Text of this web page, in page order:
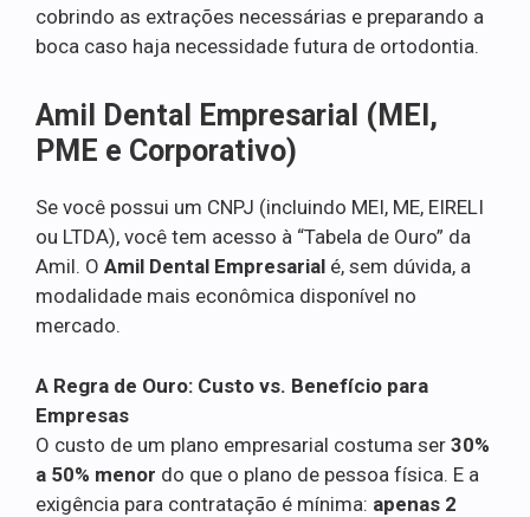
cobrindo as extrações necessárias e preparando a
boca caso haja necessidade futura de ortodontia.
Amil Dental Empresarial (MEI,
PME e Corporativo)
Se você possui um CNPJ (incluindo MEI, ME, EIRELI
ou LTDA), você tem acesso à “Tabela de Ouro” da
Amil. O Amil Dental Empresarial é, sem dúvida, a
modalidade mais econômica disponível no
mercado.
A Regra de Ouro: Custo vs. Benefício para
Empresas
O custo de um plano empresarial costuma ser 30%
a 50% menor do que o plano de pessoa física. E a
exigência para contratação é mínima: apenas 2